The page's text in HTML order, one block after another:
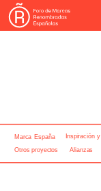
Marca España
Otros proyectos Alianzas
Inspiración y